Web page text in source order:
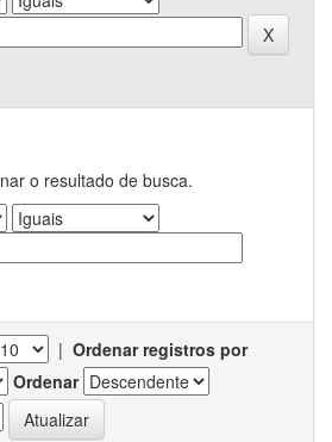
o resultado de busca.
| Ordenar registros por
Ordenar